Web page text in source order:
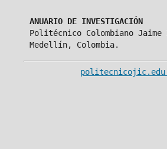
ANUARIO DE INVESTIGACIÓN
Politécnico Colombiano Jaime
Medellín, Colombia.